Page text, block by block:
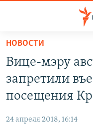
Вернуться
основному
содержанию
Вернутся
главной
навигации
СПЕЦПРОЕКТЫ
11 ЛЕТ ОККУПАЦИИ
ВОДА
ЕЩЕ
НОВОСТИ
Вице-мэру
запретили
посещения
24 апреля 2018, 16:14